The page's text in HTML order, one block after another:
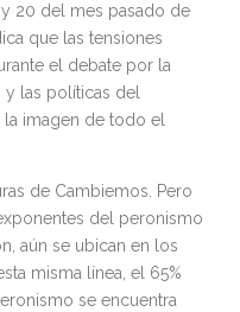
y 20 del mes pasado de
que las tensiones
el debate por la
y las políticas del
imagen de todo el
de Cambiemos. Pero
del peronismo
aún se ubican en los
misma línea, el 65%
se encuentra